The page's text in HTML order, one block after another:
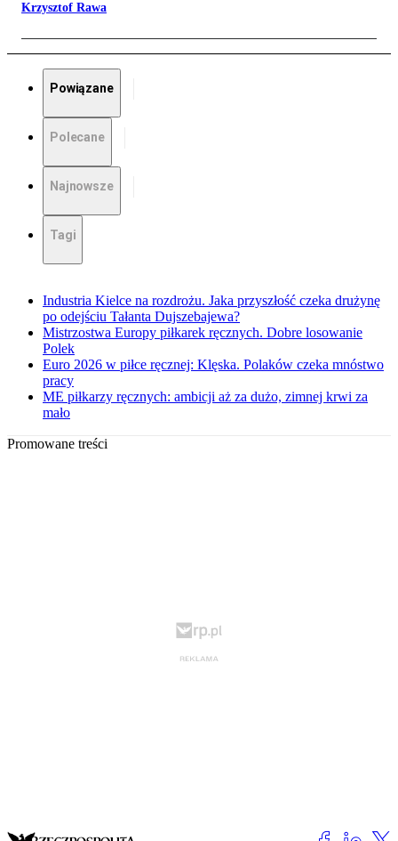
Krzysztof Rawa
Powiązane
Polecane
Najnowsze
Tagi
Industria Kielce na rozdrożu. Jaka przyszłość czeka drużynę
po odejściu Tałanta Dujszebajewa?
Mistrzostwa Europy piłkarek ręcznych. Dobre losowanie
Polek
Euro 2026 w piłce ręcznej: Klęska. Polaków czeka mnóstwo
pracy
ME piłkarzy ręcznych: ambicji aż za dużo, zimnej krwi za
mało
Promowane treści